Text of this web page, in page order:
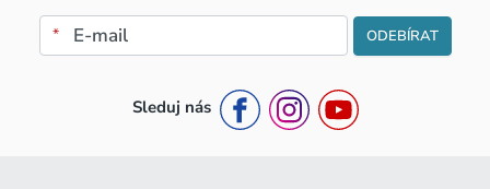
* ODEBÍRAT
Sleduj nás